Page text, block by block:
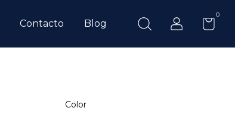
Contacto Blog
0
Color